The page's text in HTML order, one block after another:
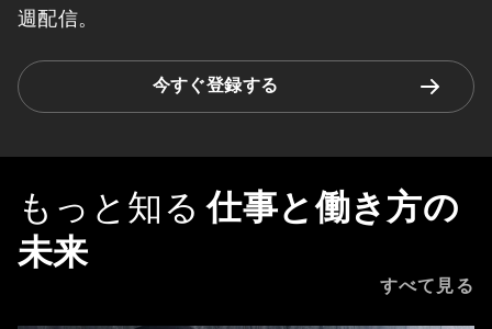
週配信。
今すぐ登録する
もっと知る 仕事と働き方の
未来
すべて見る